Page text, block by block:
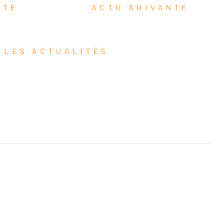
ACTU SUIVANTE
LES ACTUALITÉS